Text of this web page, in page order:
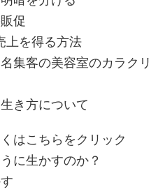
促
上を得る方法
集客の美容室のカラクリ
き方について
はこちらをクリック
に生かすのか？